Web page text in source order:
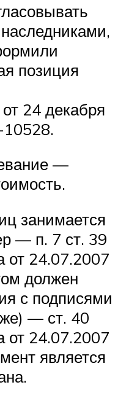
позиция
24 декабря
—
занимается
— п. 7 ст. 39
от 24.07.2007
должен
с подписями
— ст. 40
от 24.07.2007
является